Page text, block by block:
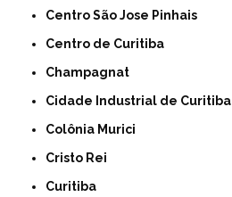
Centro São Jose Pinhais
Centro de Curitiba
Champagnat
Cidade Industrial de Curitiba
Colônia Murici
Cristo Rei
Curitiba